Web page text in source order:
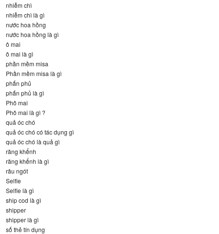
nhiễm chì
nhiễm chì là gì
nước hoa hồng
nước hoa hồng là gì
ô mai
ô mai là gì
phần mềm misa
Phần mềm misa là gì
phấn phủ
phấn phủ là gì
Phô mai
Phô mai là gì ?
quả óc chó
quả óc chó có tác dụng gì
quả óc chó là quả gì
răng khểnh
răng khểnh là gì
râu ngót
Selfie
Selfie là gì
ship cod là gì
shipper
shipper là gì
số thẻ tín dụng